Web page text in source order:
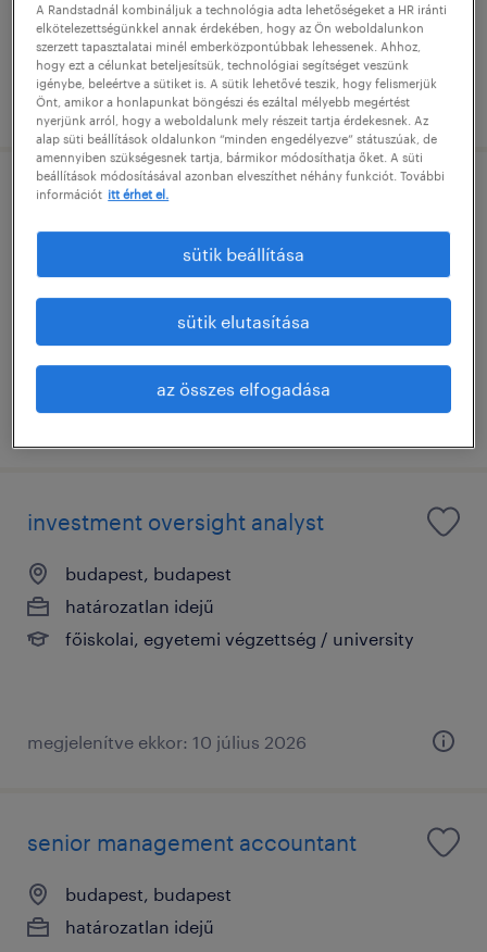
megjelenítve ekkor: 28 július 2026
gyártástámogató mérnök
budapest, budapest
határozatlan idejű
főiskolai, egyetemi végzettség / university
megjelenítve ekkor: 27 július 2026
investment oversight analyst
budapest, budapest
határozatlan idejű
főiskolai, egyetemi végzettség / university
megjelenítve ekkor: 10 július 2026
senior management accountant
budapest, budapest
határozatlan idejű
A Randstadnál kombináljuk a technológia adta lehetőségeket a HR iránti
elkötelezettségünkkel annak érdekében, hogy az Ön weboldalunkon
szerzett tapasztalatai minél emberközpontúbbak lehessenek. Ahhoz,
hogy ezt a célunkat beteljesítsük, technológiai segítséget veszünk
igénybe, beleértve a sütiket is. A sütik lehetővé teszik, hogy felismerjük
Önt, amikor a honlapunkat böngészi és ezáltal mélyebb megértést
nyerjünk arról, hogy a weboldalunk mely részeit tartja érdekesnek. Az
alap süti beállítások oldalunkon “minden engedélyezve” státuszúak, de
amennyiben szükségesnek tartja, bármikor módosíthatja őket. A süti
beállítások módosításával azonban elveszíthet néhány funkciót. További
információt itt érhet el.
sütik beállítása
sütik elutasítása
az összes elfogadása